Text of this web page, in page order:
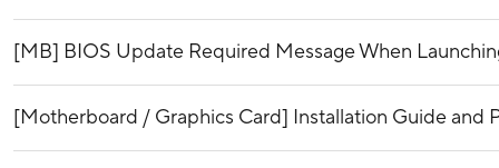
[MB] BIOS Update Required Message When
[Motherboard / Graphics Card] Installation Guide and